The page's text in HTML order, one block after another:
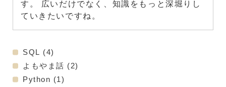
す。 広いだけでなく、知識をもっと深堀りし
ていきたいですね。
SQL (4)
よもやま話 (2)
Python (1)